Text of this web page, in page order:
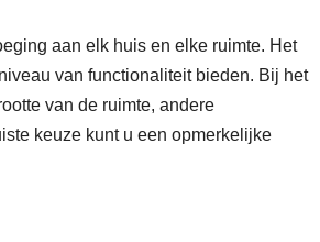
aan elk huis en elke ruimte. Het
van functionaliteit bieden. Bij het
van de ruimte, andere
keuze kunt u een opmerkelijke